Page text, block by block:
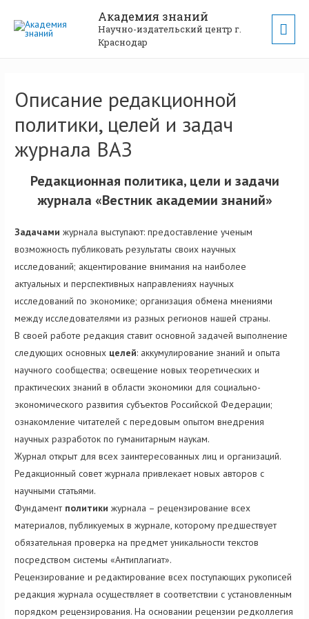
Академия знаний
Научно-издательский центр г.
Краснодар
Описание редакционной
политики, целей и задач
журнала ВАЗ
Редакционная политика, цели и задачи
журнала «Вестник академии знаний»
Задачами журнала выступают: предоставление ученым
возможность публиковать результаты своих научных
исследований; акцентирование внимания на наиболее
актуальных и перспективных направлениях научных
исследований по экономике; организация обмена мнениями
между исследователями из разных регионов нашей страны.
В своей работе редакция ставит основной задачей выполнение
следующих основных целей: аккумулирование знаний и опыта
научного сообщества; освещение новых теоретических и
практических знаний в области экономики для социально-
экономического развития субъектов Российской Федерации;
ознакомление читателей с передовым опытом внедрения
научных разработок по гуманитарным наукам.
Журнал открыт для всех заинтересованных лиц и организаций.
Редакционный совет журнала привлекает новых авторов с
научными статьями.
Фундамент политики журнала – рецензирование всех
материалов, публикуемых в журнале, которому предшествует
обязательная проверка на предмет уникальности текстов
посредством системы «Антиплагиат».
Рецензирование и редактирование всех поступающих рукописей
редакция журнала осуществляет в соответствии с установленным
порядком рецензирования. На основании рецензии редколлегия